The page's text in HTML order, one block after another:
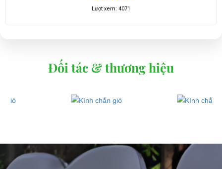
Lượt xem: 1732
Đối tác & thương hiệu